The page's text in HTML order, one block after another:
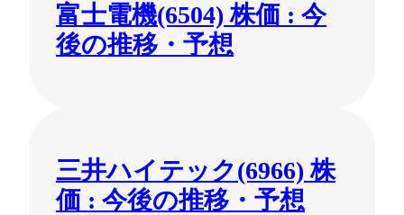
富士電機(6504) 株価 : 今
後の推移・予想
三井ハイテック(6966) 株
価 : 今後の推移・予想